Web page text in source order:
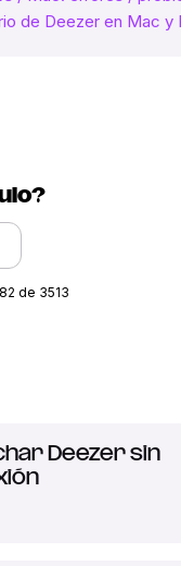
de Deezer en Mac y
de 3513
Deezer sin